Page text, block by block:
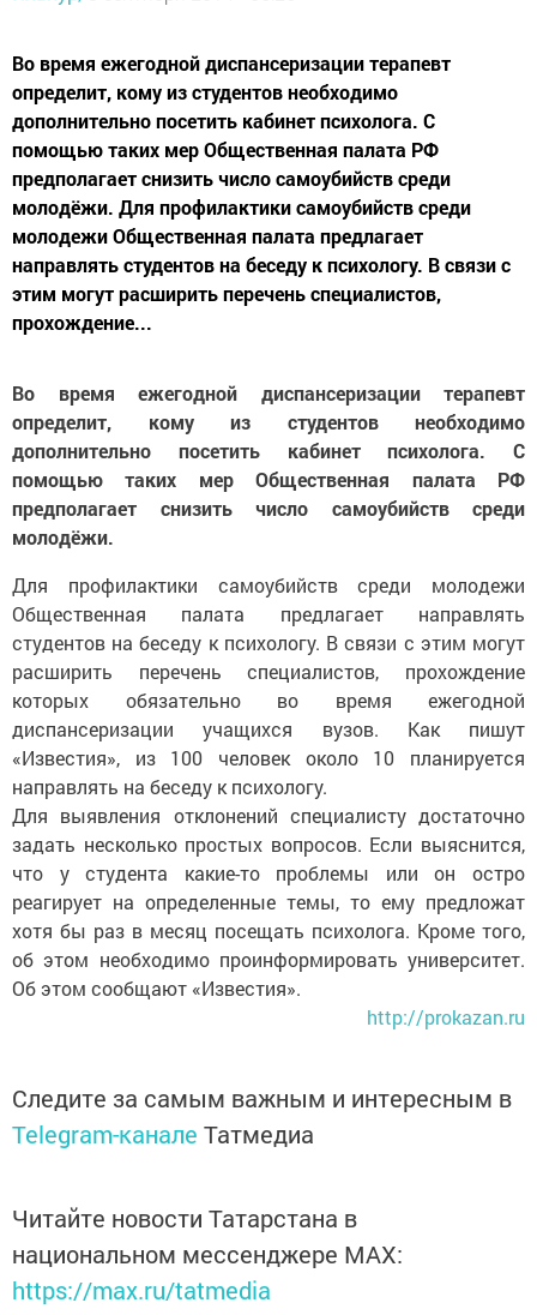
Во время ежегодной диспансеризации терапевт
определит, кому из студентов необходимо
дополнительно посетить кабинет психолога. С
помощью таких мер Общественная палата РФ
предполагает снизить число самоубийств среди
молодёжи. Для профилактики самоубийств среди
молодежи Общественная палата предлагает
направлять студентов на беседу к психологу. В связи с
этим могут расширить перечень специалистов,
прохождение...
Во время ежегодной диспансеризации терапевт
определит, кому из студентов необходимо
дополнительно посетить кабинет психолога. С
помощью таких мер Общественная палата РФ
предполагает снизить число самоубийств среди
молодёжи.
Для профилактики самоубийств среди молодежи
Общественная палата предлагает направлять
студентов на беседу к психологу. В связи с этим могут
расширить перечень специалистов, прохождение
которых обязательно во время ежегодной
диспансеризации учащихся вузов. Как пишут
«Известия», из 100 человек около 10 планируется
направлять на беседу к психологу.
Для выявления отклонений специалисту достаточно
задать несколько простых вопросов. Если выяснится,
что у студента какие-то проблемы или он остро
реагирует на определенные темы, то ему предложат
хотя бы раз в месяц посещать психолога. Кроме того,
об этом необходимо проинформировать университет.
Об этом сообщают «Известия».
http://prokazan.ru
Следите за самым важным и интересным в
Telegram-канале Татмедиа
Читайте новости Татарстана в
национальном мессенджере MАХ:
https://max.ru/tatmedia